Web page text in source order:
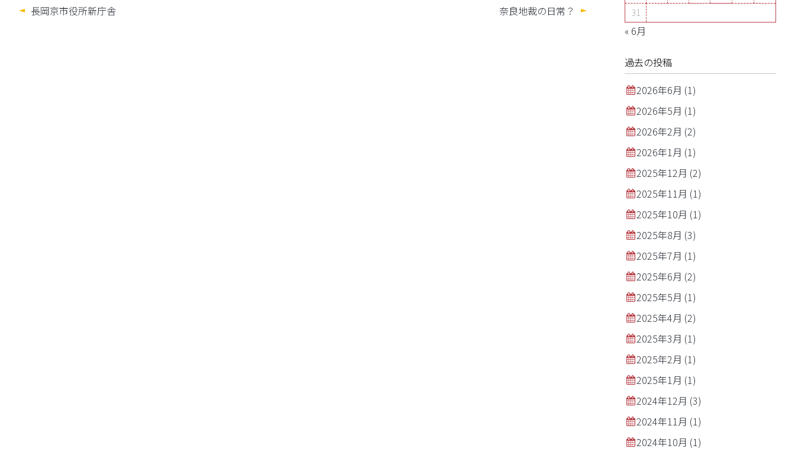
長岡京市役所新庁舎 奈良地裁の日常？
31
« 6月
過去の投稿
2026年6月 (1)
2026年5月 (1)
2026年2月 (2)
2026年1月 (1)
2025年12月 (2)
2025年11月 (1)
2025年10月 (1)
2025年8月 (3)
2025年7月 (1)
2025年6月 (2)
2025年5月 (1)
2025年4月 (2)
2025年3月 (1)
2025年2月 (1)
2025年1月 (1)
2024年12月 (3)
2024年11月 (1)
2024年10月 (1)